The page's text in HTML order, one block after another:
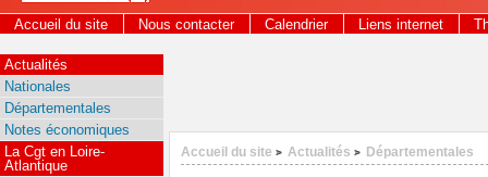
Accueil du site Nous contacter Calendrier Liens internet
2026
Accueil du site > Actualités > Départementales
Actualités
Nationales
Départementales
Notes économiques
La Cgt en Loire-
Atlantique